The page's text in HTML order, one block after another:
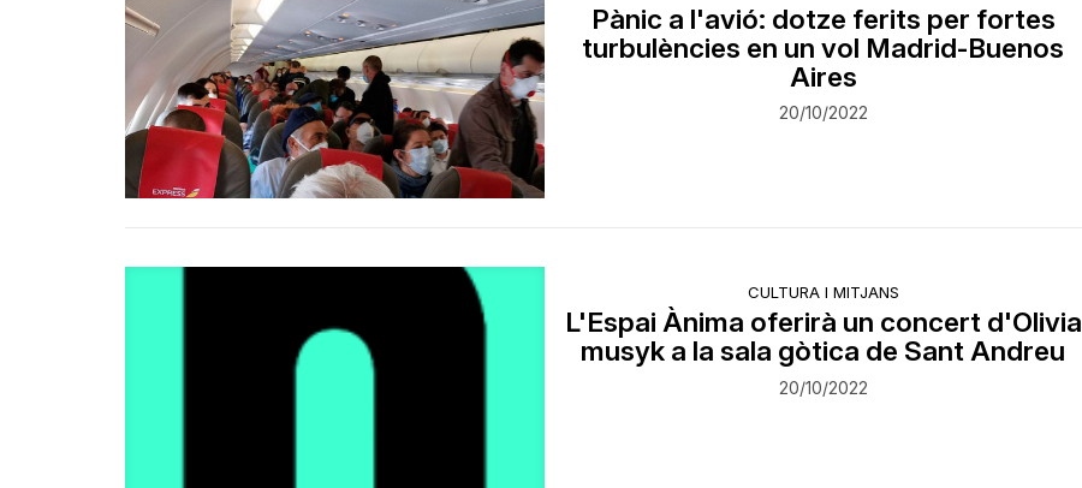
Pànic a l'avió: dotze ferits per fortes
turbulències en un vol Madrid-Buenos
Aires
20/10/2022
CULTURA I MITJANS
L'Espai Ànima oferirà un concert d'Olivia
musyk a la sala gòtica de Sant Andreu
20/10/2022